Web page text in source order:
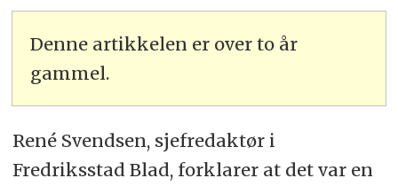
Denne artikkelen er over to år
gammel.
René Svendsen, sjefredaktør i
Fredriksstad Blad, forklarer at det var en